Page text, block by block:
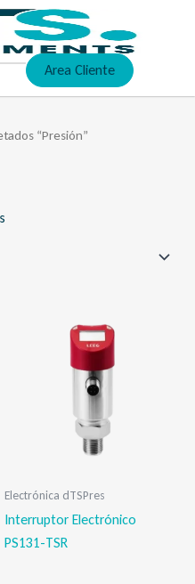
Area Cliente
“Presión”
Electrónica dTSPres
Interruptor Electrónico
PS131-TSR